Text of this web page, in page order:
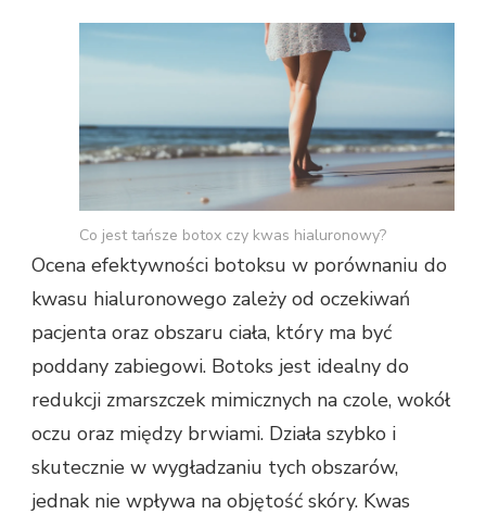
Co jest tańsze botox czy kwas hialuronowy?
Ocena efektywności botoksu w porównaniu do
kwasu hialuronowego zależy od oczekiwań
pacjenta oraz obszaru ciała, który ma być
poddany zabiegowi. Botoks jest idealny do
redukcji zmarszczek mimicznych na czole, wokół
oczu oraz między brwiami. Działa szybko i
skutecznie w wygładzaniu tych obszarów,
jednak nie wpływa na objętość skóry. Kwas